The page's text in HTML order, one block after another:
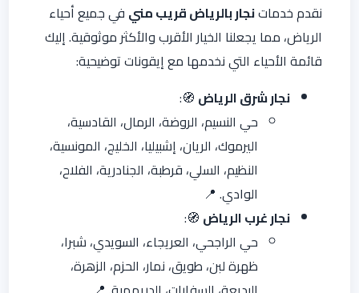
نقدم خدماتنجار بالرياض قريب مني في جميع أحياء
الرياض، مما يجعلنا الخيار الأقرب والأكثر موثوقية. إليك
قائمة الأحياء التي نخدمها مع إيقونات توضيحية:
نجار شرق الرياض 🧭:
حي النسيم، الروضة، الرمال، القادسية،
اليرموك، الريان، إشبيليا، الخليج، المونسية،
النظيم، السلي، قرطبة، الجنادرية، الفلاح،
الوادي. 📍
نجار غرب الرياض 🧭:
حي الراجحي، العريجاء، السويدي، شبرا،
ظهرة لبن، طويق، نمار، الحزم، الزهرة،